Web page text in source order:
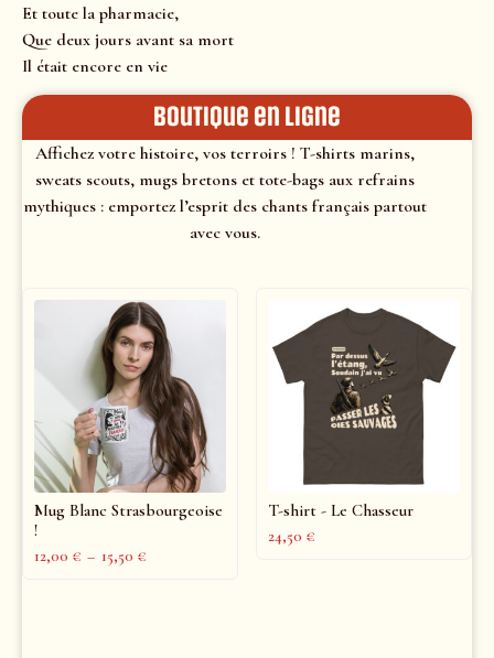
Et toute la pharmacie,
Que deux jours avant sa mort
Il était encore en vie
Boutique en ligne
Affichez votre histoire, vos terroirs ! T-shirts marins,
sweats scouts, mugs bretons et tote-bags aux refrains
mythiques : emportez l’esprit des chants français partout
avec vous.
Mug Blanc Strasbourgeoise
!
12,00 € – 15,50 €
T-shirt - Le Chasseur
24,50 €